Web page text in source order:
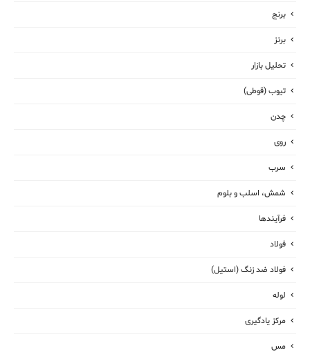
برنج
برنز
تحلیل بازار
تیوب (قوطی)
چدن
روی
سرب
شمش، اسلب و بلوم
فرآیندها
فولاد
فولاد ضد زنگ (استیل)
لوله
مرکز یادگیری
مس